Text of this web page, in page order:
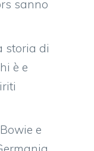
sanno
storia di
è e
e